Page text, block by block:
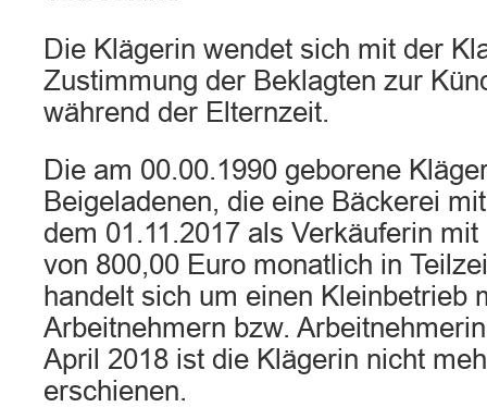
Die Klägerin wendet sich mit der
Zustimmung der Beklagten zur
während der Elternzeit.
Die am 00.00.1990 geborene
Beigeladenen, die eine Bäckerei
dem 01.11.2017 als Verkäuferin
von 800,00 Euro monatlich in
handelt sich um einen Kleinbetrieb
Arbeitnehmern bzw.
April 2018 ist die Klägerin nicht
erschienen.